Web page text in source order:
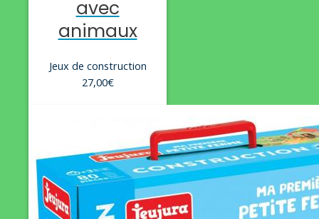
avec
animaux
Jeux de construction
27,00€